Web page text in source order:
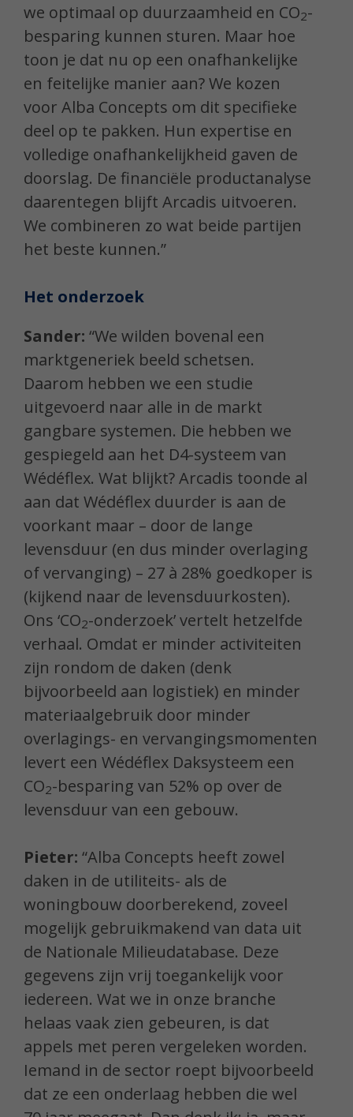
we optimaal op duurzaamheid en CO2-
besparing kunnen sturen. Maar hoe
toon je dat nu op een onafhankelijke
en feitelijke manier aan? We kozen
voor Alba Concepts om dit specifieke
deel op te pakken. Hun expertise en
volledige onafhankelijkheid gaven de
doorslag. De financiële productanalyse
daarentegen blijft Arcadis uitvoeren.
We combineren zo wat beide partijen
het beste kunnen.”
Het onderzoek
Sander: “We wilden bovenal een
marktgeneriek beeld schetsen.
Daarom hebben we een studie
uitgevoerd naar alle in de markt
gangbare systemen. Die hebben we
gespiegeld aan het D4-systeem van
Wédéflex. Wat blijkt? Arcadis toonde al
aan dat Wédéflex duurder is aan de
voorkant maar – door de lange
levensduur (en dus minder overlaging
of vervanging) – 27 à 28% goedkoper is
(kijkend naar de levensduurkosten).
Ons ‘CO2-onderzoek’ vertelt hetzelfde
verhaal. Omdat er minder activiteiten
zijn rondom de daken (denk
bijvoorbeeld aan logistiek) en minder
materiaalgebruik door minder
overlagings- en vervangingsmomenten
levert een Wédéflex Daksysteem een
CO2-besparing van 52% op over de
levensduur van een gebouw.
Pieter: “Alba Concepts heeft zowel
daken in de utiliteits- als de
woningbouw doorberekend, zoveel
mogelijk gebruikmakend van data uit
de Nationale Milieudatabase. Deze
gegevens zijn vrij toegankelijk voor
iedereen. Wat we in onze branche
helaas vaak zien gebeuren, is dat
appels met peren vergeleken worden.
Iemand in de sector roept bijvoorbeeld
dat ze een onderlaag hebben die wel